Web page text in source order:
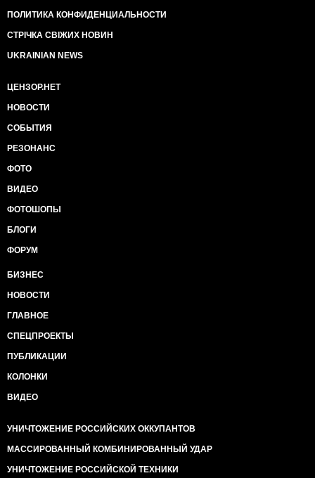
ПОЛИТИКА КОНФИДЕНЦИАЛЬНОСТИ
СТРІЧКА СВІЖИХ НОВИН
UKRAINIAN NEWS
ЦЕНЗОР.НЕТ
НОВОСТИ
СОБЫТИЯ
РЕЗОНАНС
ФОТО
ВИДЕО
ФОТОШОПЫ
БЛОГИ
ФОРУМ
БИЗНЕС
НОВОСТИ
ГЛАВНОЕ
СПЕЦПРОЕКТЫ
ПУБЛИКАЦИИ
КОЛОНКИ
ВИДЕО
УНИЧТОЖЕНИЕ РОССИЙСКИХ ОККУПАНТОВ
МАССИРОВАННЫЙ КОМБИНИРОВАННЫЙ УДАР
УНИЧТОЖЕНИЕ РОССИЙСКОЙ ТЕХНИКИ